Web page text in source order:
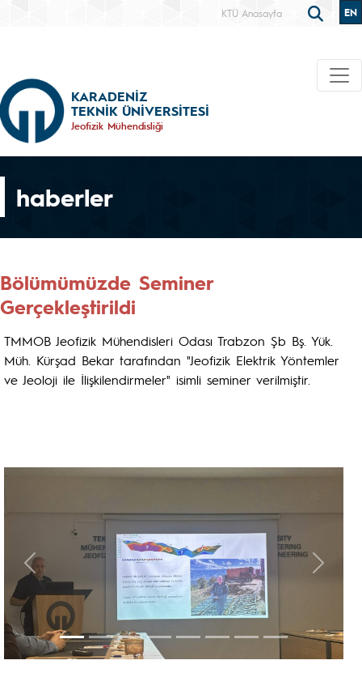
KTÜ Anasayfa EN
KARADENİZ
TEKNİK ÜNİVERSİTESİ
Jeofizik Mühendisliği
haberler
Bölümümüzde Seminer
Gerçekleştirildi
TMMOB Jeofizik Mühendisleri Odası Trabzon Şb Bş. Yük.
Müh. Kürşad Bekar tarafından "Jeofizik Elektrik Yöntemler
ve Jeoloji ile İlişkilendirmeler" isimli seminer verilmiştir.
Previous Next